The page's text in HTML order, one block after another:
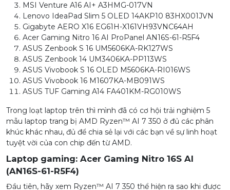
MSI Venture A16 AI+ A3HMG-017VN
Lenovo IdeaPad Slim 5 OLED 14AKP10 83HX001JVN
Gigabyte AERO X16 EG61H-X161VH93VNC64AH
Acer Gaming Nitro 16 AI ProPanel AN16S-61-R5F4
ASUS Zenbook S 16 UM5606KA-RK127WS
ASUS Zenbook 14 UM3406KA-PP113WS
ASUS Vivobook S 16 OLED M5606KA-RI016WS
ASUS Vivobook 16 M1607KA-MB091WS
ASUS TUF Gaming A14 FA401KM-RG010WS
Trong loạt laptop trên thì mình đã có cơ hội trải nghiệm 5
mẫu laptop trang bị AMD Ryzen™ AI 7 350 ở đủ các phân
khúc khác nhau, đủ để chia sẻ lại với các bạn về sự linh hoạt
tuyệt vời của con chip đến từ AMD.
Laptop gaming: Acer Gaming Nitro 16S AI
(AN16S-61-R5F4)
Đầu tiên, hãy xem Ryzen™ AI 7 350 thể hiện ra sao khi được